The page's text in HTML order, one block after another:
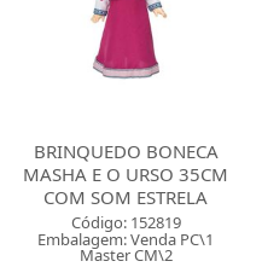
BRINQUEDO BONECA
MASHA E O URSO 35CM
COM SOM ESTRELA
Código: 152819
Embalagem: Venda PC\1
Master CM\2